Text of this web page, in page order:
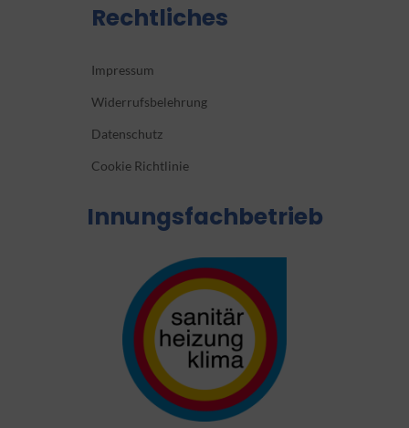
Rechtliches
Impressum
Widerrufsbelehrung
Datenschutz
Cookie Richtlinie
Innungsfachbetrieb